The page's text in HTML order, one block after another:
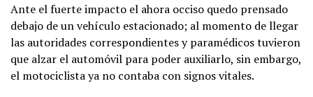
Ante el fuerte impacto el ahora occiso quedo prensado
debajo de un vehículo estacionado; al momento de llegar
las autoridades correspondientes y paramédicos tuvieron
que alzar el automóvil para poder auxiliarlo, sin embargo,
el motociclista ya no contaba con signos vitales.